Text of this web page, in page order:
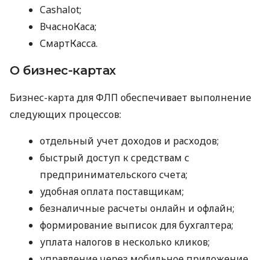
Cashalot;
ВчасноКаса;
СмартКасса.
О бизнес-картах
Бизнес-карта для ФЛП обеспечивает выполнение
следующих процессов:
отдельный учет доходов и расходов;
быстрый доступ к средствам с
предпринимательского счета;
удобная оплата поставщикам;
безналичные расчеты онлайн и офлайн;
формирование выписок для бухгалтера;
уплата налогов в несколько кликов;